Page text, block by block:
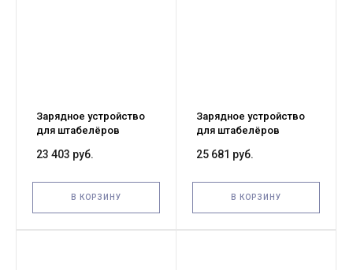
Зарядное устройство
для штабелёров
(Charger)
23 403 руб.
В КОРЗИНУ
Зарядное устройство
для штабелёров
24V/25A Li-ion (Charger)
25 681 руб.
В КОРЗИНУ